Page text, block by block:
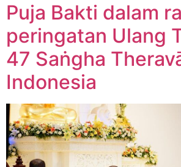
Puja Bakti dalam
peringatan Ulang
47 Saṅgha
Indonesia